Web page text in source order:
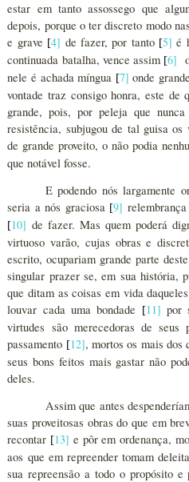
estar em tanto assossego que
depois, porque o ter discreto modo
e grave [4] de fazer, por tanto [5] é
continuada batalha, vence assim [6]
nele é achada míngua [7] onde
vontade traz consigo honra, este de
grande, pois, por peleja que
resistência, subjugou de tal guisa
de grande proveito, o não podia
que notável fosse.
E podendo nós largamente
seria a nós graciosa [9]
[10] de fazer. Mas quem poderá
virtuoso varão, cujas obras e
escrito, ocupariam grande parte
singular prazer se, em sua história,
que ditam as coisas em vida
louvar cada uma bondade
[11] por
virtudes são merecedoras de
passamento [12], mortos os mais dos
seus bons feitos mais gastar não
deles.
Assim que antes
suas proveitosas obras do que em
recontar [13] e pôr em ordenança,
aos que em repreender tomam
sua repreensão a todo o propósito